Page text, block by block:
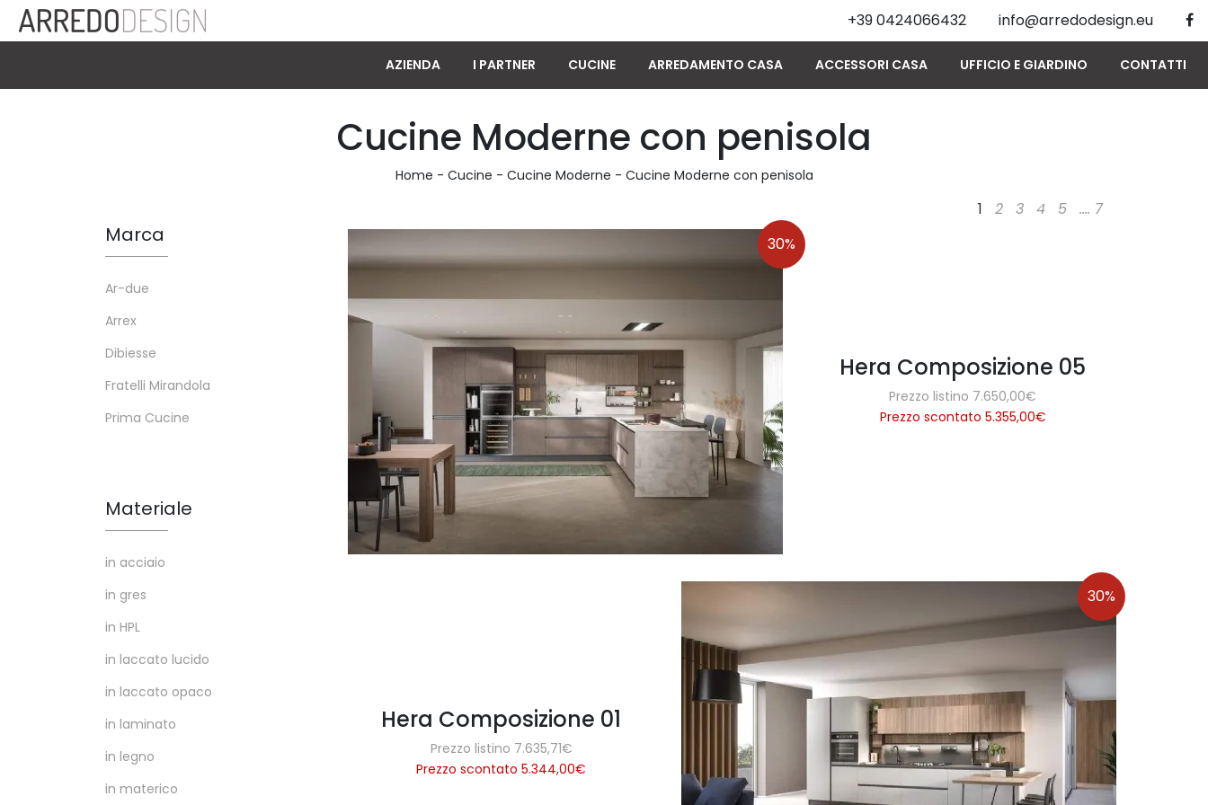
+39 0424066432 info@arredodesign.eu
AZIENDA I PARTNER CUCINE ARREDAMENTO CASA ACCESSORI CASA UFFICIO E GIARDINO CONTATTI
Cucine Moderne con penisola
Home - Cucine - Cucine Moderne - Cucine Moderne con penisola
1 2 3 4 5 .... 7
30%
Hera Composizione 05
Prezzo listino 7.650,00€
Prezzo scontato 5.355,00€
30%
Hera Composizione 01
Prezzo listino 7.635,71€
Prezzo scontato 5.344,00€
Marca
Ar-due
Arrex
Dibiesse
Fratelli Mirandola
Prima Cucine
Materiale
in acciaio
in gres
in HPL
in laccato lucido
in laccato opaco
in laminato
in legno
in materico